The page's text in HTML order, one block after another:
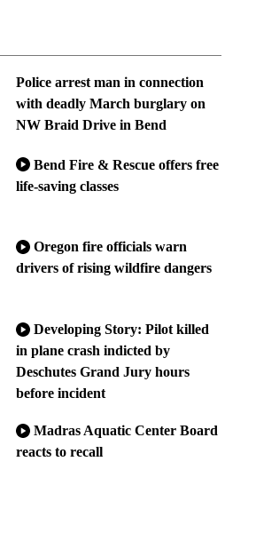
Police arrest man in connection
with deadly March burglary on
NW Braid Drive in Bend
Bend Fire & Rescue offers free
life-saving classes
Oregon fire officials warn
drivers of rising wildfire dangers
Developing Story: Pilot killed
in plane crash indicted by
Deschutes Grand Jury hours
before incident
Madras Aquatic Center Board
reacts to recall